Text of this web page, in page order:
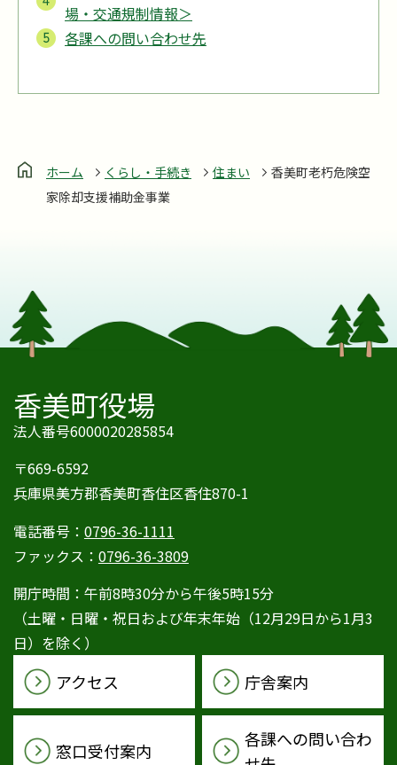
場・交通規制情報＞
各課への問い合わせ先
ホーム くらし・手続き 住まい
香美町老朽危険空
家除却支援補助金事業
香美町役場
法人番号6000020285854
〒669-6592
兵庫県美方郡香美町香住区香住870-1
電話番号： 0796-36-1111
ファックス： 0796-36-3809
開庁時間：午前8時30分から午後5時15分
（土曜・日曜・祝日および年末年始（12月29日から1月3
日）を除く）
アクセス 庁舎案内
窓口受付案内
各課への問い合わ